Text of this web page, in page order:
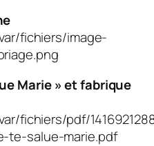
fichiers/image-
Marie » et fabrique
fichiers/pdf/
te-salue-marie.pdf